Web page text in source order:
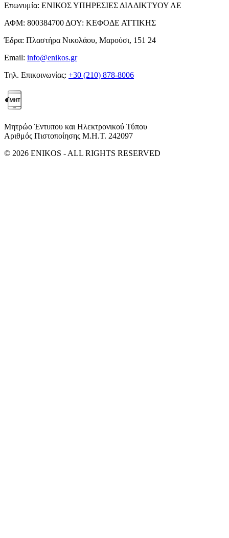
Επωνυμία: ΕΝΙΚΟΣ ΥΠΗΡΕΣΙΕΣ ΔΙΑΔΙΚΤΥΟΥ ΑΕ
ΑΦΜ: 800384700 ΔΟΥ: ΚΕΦΟΔΕ ΑΤΤΙΚΗΣ
Έδρα: Πλαστήρα Νικολάου, Μαρούσι, 151 24
Email: info@enikos.gr
Τηλ. Επικοινωνίας: +30 (210) 878-8006
Μητρώο Έντυπου και Ηλεκτρονικού Τύπου
Αριθμός Πιστοποίησης Μ.Η.Τ. 242097
© 2026 ENIKOS - ALL RIGHTS RESERVED